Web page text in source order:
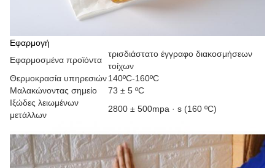
Εφαρμογή
Εφαρμοσμένα προϊόντα
τρισδιάστατο έγγραφο διακοσμήσεων
τοίχων
Θερμοκρασία υπηρεσιών140ºC-160ºC
Μαλακώνοντας σημείο
73 ± 5 ºC
Ιξώδες λειωμένων
μετάλλων
2800 ± 500mpa · s (160 ºC)